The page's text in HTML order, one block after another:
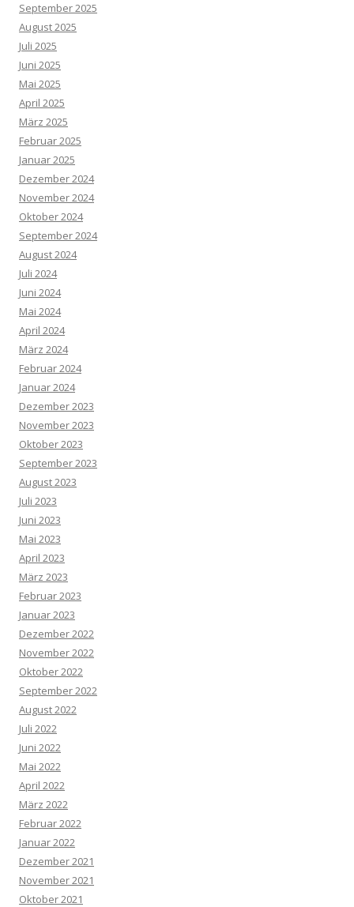
September 2025
August 2025
Juli 2025
Juni 2025
Mai 2025
April 2025
März 2025
Februar 2025
Januar 2025
Dezember 2024
November 2024
Oktober 2024
September 2024
August 2024
Juli 2024
Juni 2024
Mai 2024
April 2024
März 2024
Februar 2024
Januar 2024
Dezember 2023
November 2023
Oktober 2023
September 2023
August 2023
Juli 2023
Juni 2023
Mai 2023
April 2023
März 2023
Februar 2023
Januar 2023
Dezember 2022
November 2022
Oktober 2022
September 2022
August 2022
Juli 2022
Juni 2022
Mai 2022
April 2022
März 2022
Februar 2022
Januar 2022
Dezember 2021
November 2021
Oktober 2021